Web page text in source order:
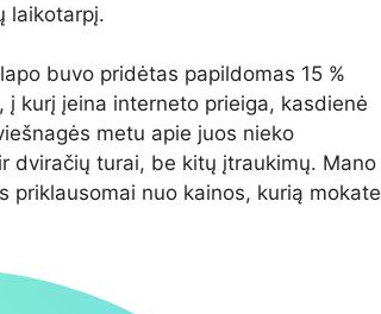
laikotarpį.
buvo pridėtas papildomas 15 %
kurį įeina interneto prieiga, kasdienė
metu apie juos nieko
dviračių turai, be kitų įtraukimų. Mano
priklausomai nuo kainos, kurią mokate